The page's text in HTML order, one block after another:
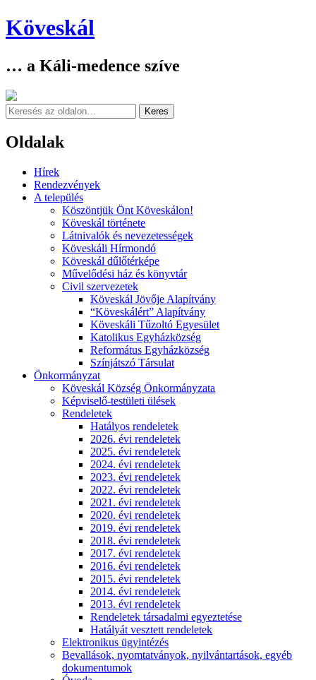
Köveskál
… a Káli-medence szíve
Keresés
Oldalak
Skip
content
Hírek
Rendezvények
A település
Köszöntjük Önt Köveskálon!
Köveskál története
Látnivalók és nevezetességek
Köveskáli Hírmondó
Köveskál dűlőtérképe
Művelődési ház és könyvtár
Civil szervezetek
Köveskál Jövője Alapítvány
“Köveskálért” Alapítvány
Köveskáli Tűzoltó Egyesület
Katolikus Egyházközség
Református Egyházközség
Színjátszó Társulat
Önkormányzat
Köveskál Község Önkormányzata
Képviselő-testületi ülések
Rendeletek
Hatályos rendeletek
2026. évi rendeletek
2025. évi rendeletek
2024. évi rendeletek
2023. évi rendeletek
2022. évi rendeletek
2021. évi rendeletek
2020. évi rendeletek
2019. évi rendeletek
2018. évi rendeletek
2017. évi rendeletek
2016. évi rendeletek
2015. évi rendeletek
2014. évi rendeletek
2013. évi rendeletek
Rendeletek társadalmi egyeztetése
Hatályát vesztett rendeletek
Elektronikus ügyintézés
Bevallások, nyomtatványok, nyilvántartások, egyéb
dokumentumok